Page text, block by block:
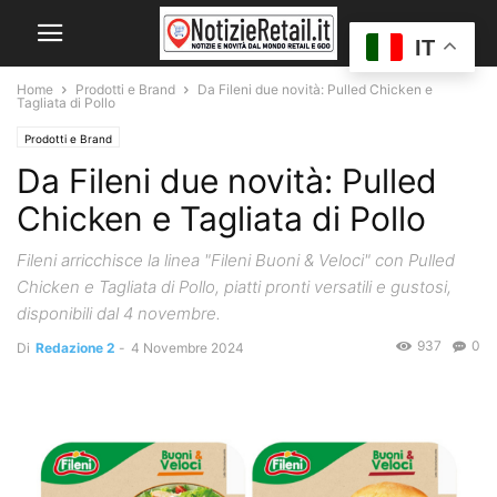
Home Prodotti e Brand
Da Fileni due novità: Pulled Chicken e
Tagliata di Pollo
Prodotti e Brand
Da Fileni due novità: Pulled
Chicken e Tagliata di Pollo
Fileni arricchisce la linea "Fileni Buoni & Veloci" con Pulled
Chicken e Tagliata di Pollo, piatti pronti versatili e gustosi,
disponibili dal 4 novembre.
Di Redazione 2 - 4 Novembre 2024 0
937
IT